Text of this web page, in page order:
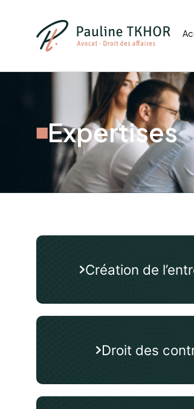
Expertises
Création de
Droit des